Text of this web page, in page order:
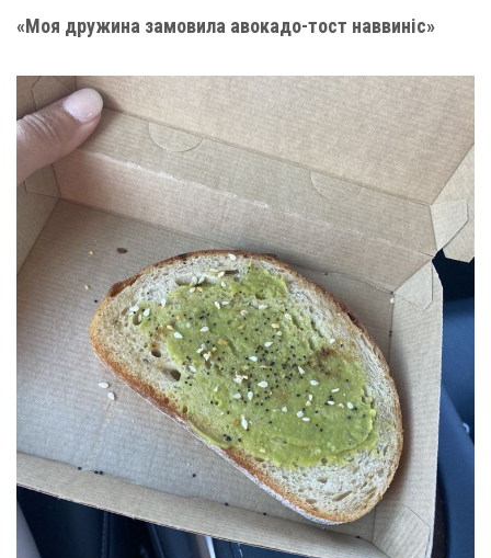
«Моя дружина замовила авокадо-тост наввиніс»